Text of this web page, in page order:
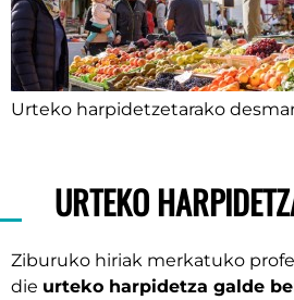
Urteko harpidetzetarako
URTEKO
Ziburuko hiriak merkatuko
die urteko harpidetza galde